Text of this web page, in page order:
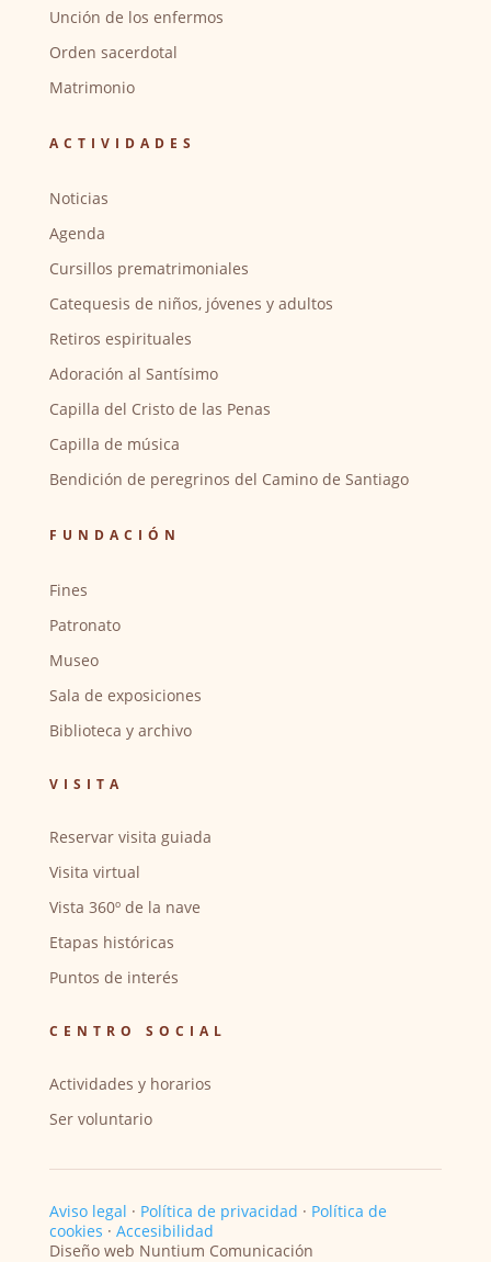
Unción de los enfermos
Orden sacerdotal
Matrimonio
ACTIVIDADES
Noticias
Agenda
Cursillos prematrimoniales
Catequesis de niños, jóvenes y adultos
Retiros espirituales
Adoración al Santísimo
Capilla del Cristo de las Penas
Capilla de música
Bendición de peregrinos del Camino de Santiago
FUNDACIÓN
Fines
Patronato
Museo
Sala de exposiciones
Biblioteca y archivo
VISITA
Reservar visita guiada
Visita virtual
Vista 360º de la nave
Etapas históricas
Puntos de interés
CENTRO SOCIAL
Actividades y horarios
Ser voluntario
Aviso legal · Política de privacidad · Política de
cookies · Accesibilidad
Diseño web Nuntium Comunicación